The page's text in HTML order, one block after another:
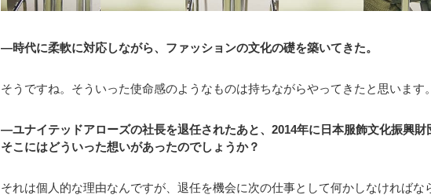
―時代に柔軟に対応しながら、ファッションの文化の礎を築いてきた。
そうですね。そういった使命感のようなものは持ちながらやってきたと思います。
―ユナイテッドアローズの社長を退任されたあと、2014年に日本服飾文化振興財
そこにはどういった想いがあったのでしょうか？
それは個人的な理由なんですが、退任を機会に次の仕事として何かしなければな